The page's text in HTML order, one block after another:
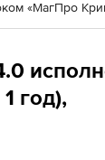
«МагПро
год),